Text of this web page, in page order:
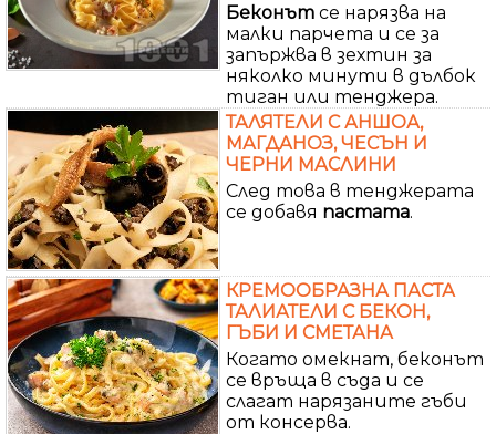
Беконът се нарязва на
малки парчета и се за
запържва в зехтин за
няколко минути в дълбок
тиган или тенджера.
ТАЛЯТЕЛИ С АНШОА,
МАГДАНОЗ, ЧЕСЪН И
ЧЕРНИ МАСЛИНИ
След това в тенджерата
се добавя пастата.
КРЕМООБРАЗНА ПАСТА
ТАЛИАТЕЛИ С БЕКОН,
ГЪБИ И СМЕТАНА
Когато омекнат, беконът
се връща в съда и се
слагат нарязаните гъби
от консерва.